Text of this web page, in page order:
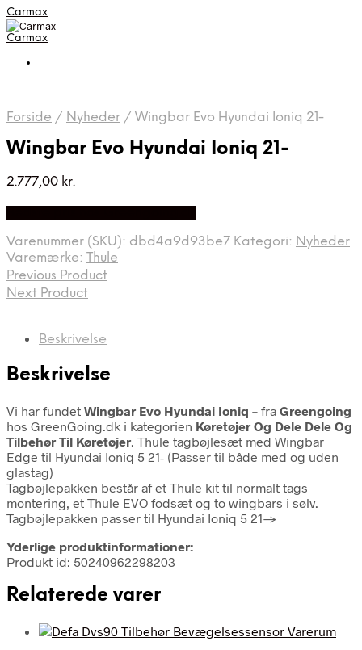
Carmax
Carmax
Forside / Nyheder / Wingbar Evo Hyundai Ioniq 21-
Wingbar Evo Hyundai Ioniq 21-
2.777,00 kr.
Varenummer (SKU): dbd4a9d93be7 Kategori: Nyheder
Varemærke: Thule
Previous Product
Next Product
Beskrivelse
Beskrivelse
Vi har fundet Wingbar Evo Hyundai Ioniq – fra Greengoing
hos GreenGoing.dk i kategorien Køretøjer Og Dele Dele Og
Tilbehør Til Køretøjer. Thule tagbøjlesæt med Wingbar
Edge til Hyundai Ioniq 5 21- (Passer til både med og uden
glastag)
Tagbøjlepakken består af et Thule kit til normalt tags
montering, et Thule EVO fodsæt og to wingbars i sølv.
Tagbøjlepakken passer til Hyundai Ioniq 5 21->
Yderlige produktinformationer:
Produkt id: 50240962298203
Relaterede varer